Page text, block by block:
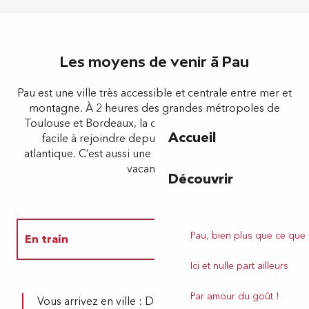
Accueil
Découvrir
Pau, bien plus que ce
Ici et nulle part ailleurs
Par amour du goût !
Les moyens de venir à Pau
Pau est une ville très accessible et centrale entre mer et
montagne. À 2 heures des grandes métropoles de
Toulouse et Bordeaux, la capitale béarnaise est aussi
facile à rejoindre depuis l’Espagne ou la côte
atlantique. C’est aussi une belle halte sur la route des
vacances…
En train
Vous arrivez en ville : Depuis lagare SNCF ,